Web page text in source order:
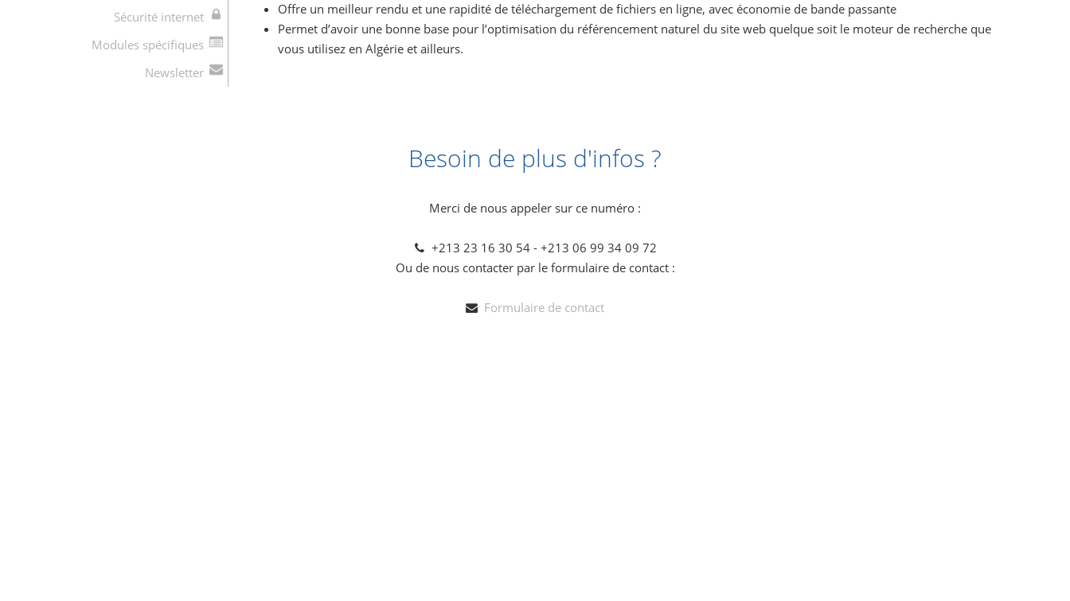
Sécurité internet
Modules spécifiques
Newsletter
Offre un meilleur rendu et une rapidité de téléchargement de fichiers en ligne, avec économie de bande passante
Permet d’avoir une bonne base pour l’optimisation du référencement naturel du site web quelque soit le moteur de recherche que
vous utilisez en Algérie et ailleurs.
Besoin de plus d'infos ?
Merci de nous appeler sur ce numéro :
+213 23 16 30 54 - +213 06 99 34 09 72
Ou de nous contacter par le formulaire de contact :
Formulaire de contact